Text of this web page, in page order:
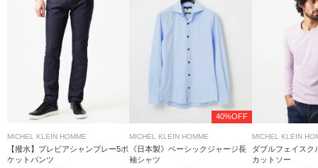
MICHEL KLEIN HOMME
【撥水】プレビアシャンブレー5ポ
ケットパンツ
40%OFF
MICHEL KLEIN HOMME
《日本製》ベーシックジャージ長
袖シャツ
MICHEL KLEIN
ダブルフェイスク
カットソー